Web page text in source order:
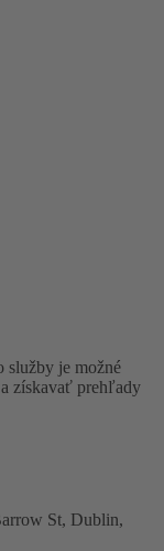
služby je možné
získavať prehľady
St, Dublin,